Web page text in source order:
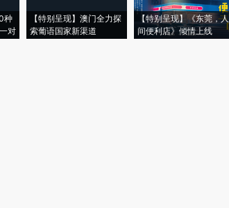
种
对
【特别呈现】澳门全力探
索葡语国家新渠道
【特别呈现】《东莞，人
间便利店》倾情上线